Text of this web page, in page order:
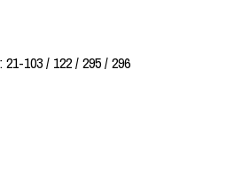
103 / 122 / 295 / 296